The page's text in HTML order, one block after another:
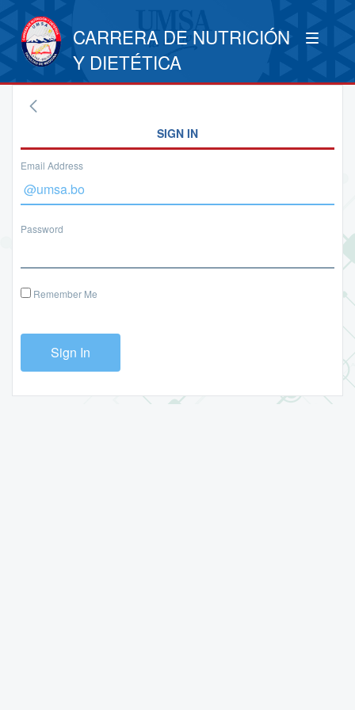
CARRERA DE NUTRICIÓN
Y DIETÉTICA
SIGN IN
Email Address
Password
Remember Me
Sign In